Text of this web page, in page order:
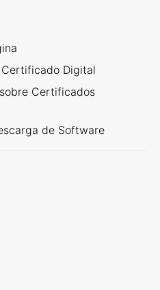
Digital
Certificados
de Software